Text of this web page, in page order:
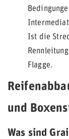
Ist die
Flagge.
und
Was sind